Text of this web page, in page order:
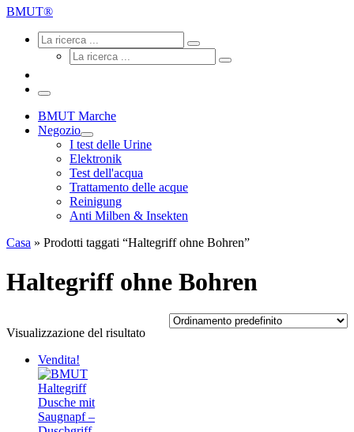
BMUT®
Ricerca
Ricerca
La
ricerca
Ricerca
La
Menu
BMUT Marche
Negozio
I test delle Urine
Elektronik
Test dell'acqua
Trattamento delle acque
Reinigung
Anti Milben & Insekten
Casa » Prodotti taggati “Haltegriff ohne Bohren”
Haltegriff ohne Bohren
Visualizzazione del risultato
Vendita!